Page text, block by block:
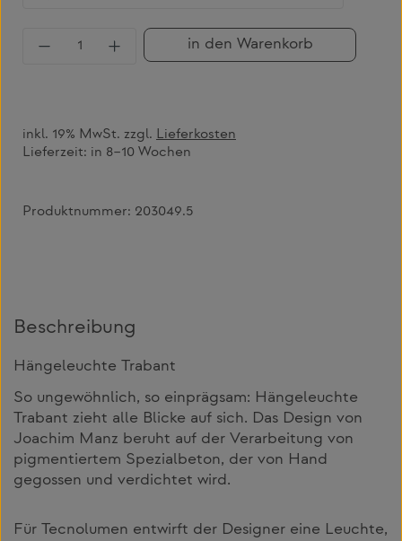
Produkt Anzahl: Gib den gewünschten
in den Warenkorb
inkl. 19% MwSt. zzgl. Lieferkosten
Lieferzeit: in 8–10 Wochen
Produktnummer: 203049.5
Beschreibung
Hängeleuchte Trabant
So ungewöhnlich, so einprägsam: Hängeleuchte
Trabant zieht alle Blicke auf sich. Das Design von
Joachim Manz beruht auf der Verarbeitung von
pigmentiertem Spezialbeton, der von Hand
gegossen und verdichtet wird.
Für Tecnolumen entwirft der Designer eine Leuchte,